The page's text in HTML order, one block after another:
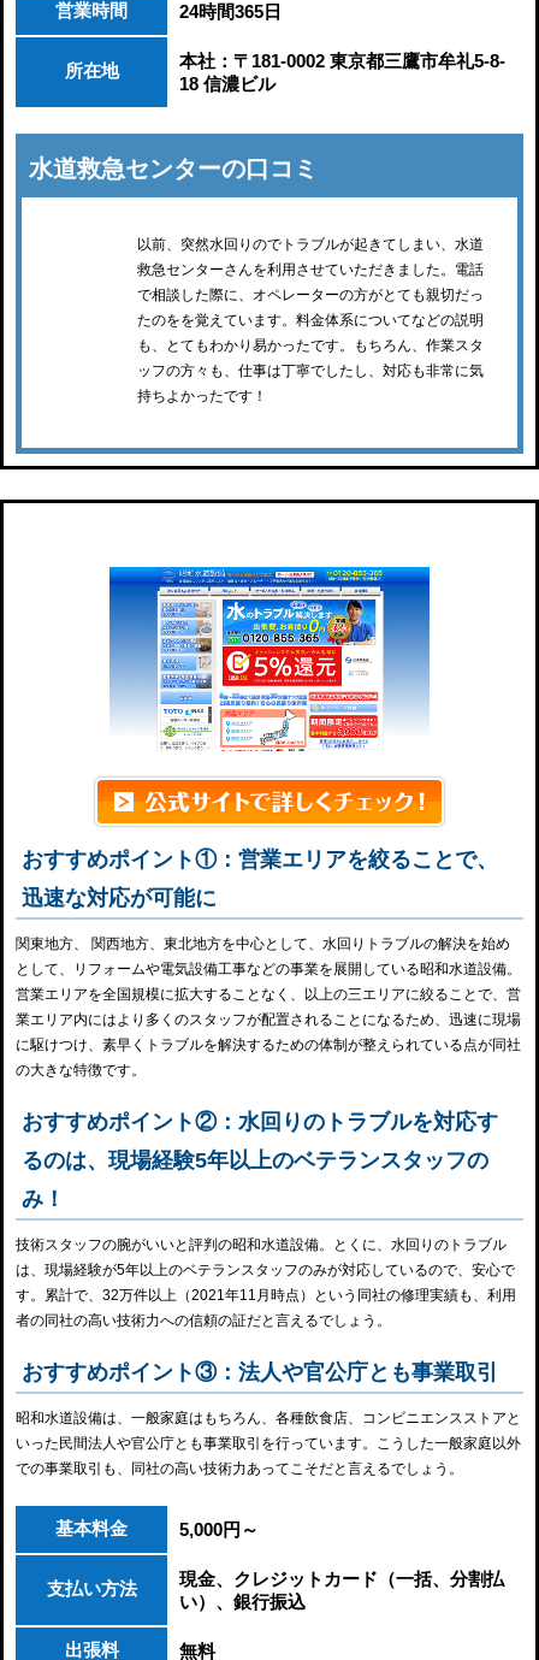
営業時間 24時間365日
所在地
本社：〒181-0002 東京都三鷹市牟礼5-8-
18 信濃ビル
水道救急センターの口コミ
以前、突然水回りのでトラブルが起きてしまい、水道
救急センターさんを利用させていただきました。電話
で相談した際に、オペレーターの方がとても親切だっ
たのをを覚えています。料金体系についてなどの説明
も、とてもわかり易かったです。もちろん、作業スタ
ッフの方々も、仕事は丁寧でしたし、対応も非常に気
持ちよかったです！
おすすめポイント①：営業エリアを絞ることで、
迅速な対応が可能に
関東地方、 関西地方、東北地方を中心として、水回りトラブルの解決を始め
として、リフォームや電気設備工事などの事業を展開している昭和水道設備。
営業エリアを全国規模に拡大することなく、以上の三エリアに絞ることで、営
業エリア内にはより多くのスタッフが配置されることになるため、迅速に現場
に駆けつけ、素早くトラブルを解決するための体制が整えられている点が同社
の大きな特徴です。
おすすめポイント②：水回りのトラブルを対応す
るのは、現場経験5年以上のベテランスタッフの
み！
技術スタッフの腕がいいと評判の昭和水道設備。とくに、水回りのトラブル
は、現場経験が5年以上のベテランスタッフのみが対応しているので、安心で
す。累計で、32万件以上（2021年11月時点）という同社の修理実績も、利用
者の同社の高い技術力への信頼の証だと言えるでしょう。
おすすめポイント③：法人や官公庁とも事業取引
昭和水道設備は、一般家庭はもちろん、各種飲食店、コンビニエンスストアと
いった民間法人や官公庁とも事業取引を行っています。こうした一般家庭以外
での事業取引も、同社の高い技術力あってこそだと言えるでしょう。
基本料金 5,000円～
支払い方法
現金、クレジットカード（一括、分割払
い）、銀行振込
出張料 無料